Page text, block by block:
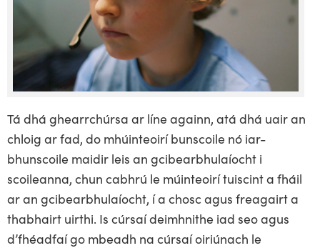
Tá dhá ghearrchúrsa ar líne againn, atá dhá uair an
chloig ar fad, do mhúinteoirí bunscoile nó iar-
bhunscoile maidir leis an gcibearbhulaíocht i
scoileanna, chun cabhrú le múinteoirí tuiscint a fháil
ar an gcibearbhulaíocht, í a chosc agus freagairt a
thabhairt uirthi. Is cúrsaí deimhnithe iad seo agus
d’fhéadfaí go mbeadh na cúrsaí oiriúnach le